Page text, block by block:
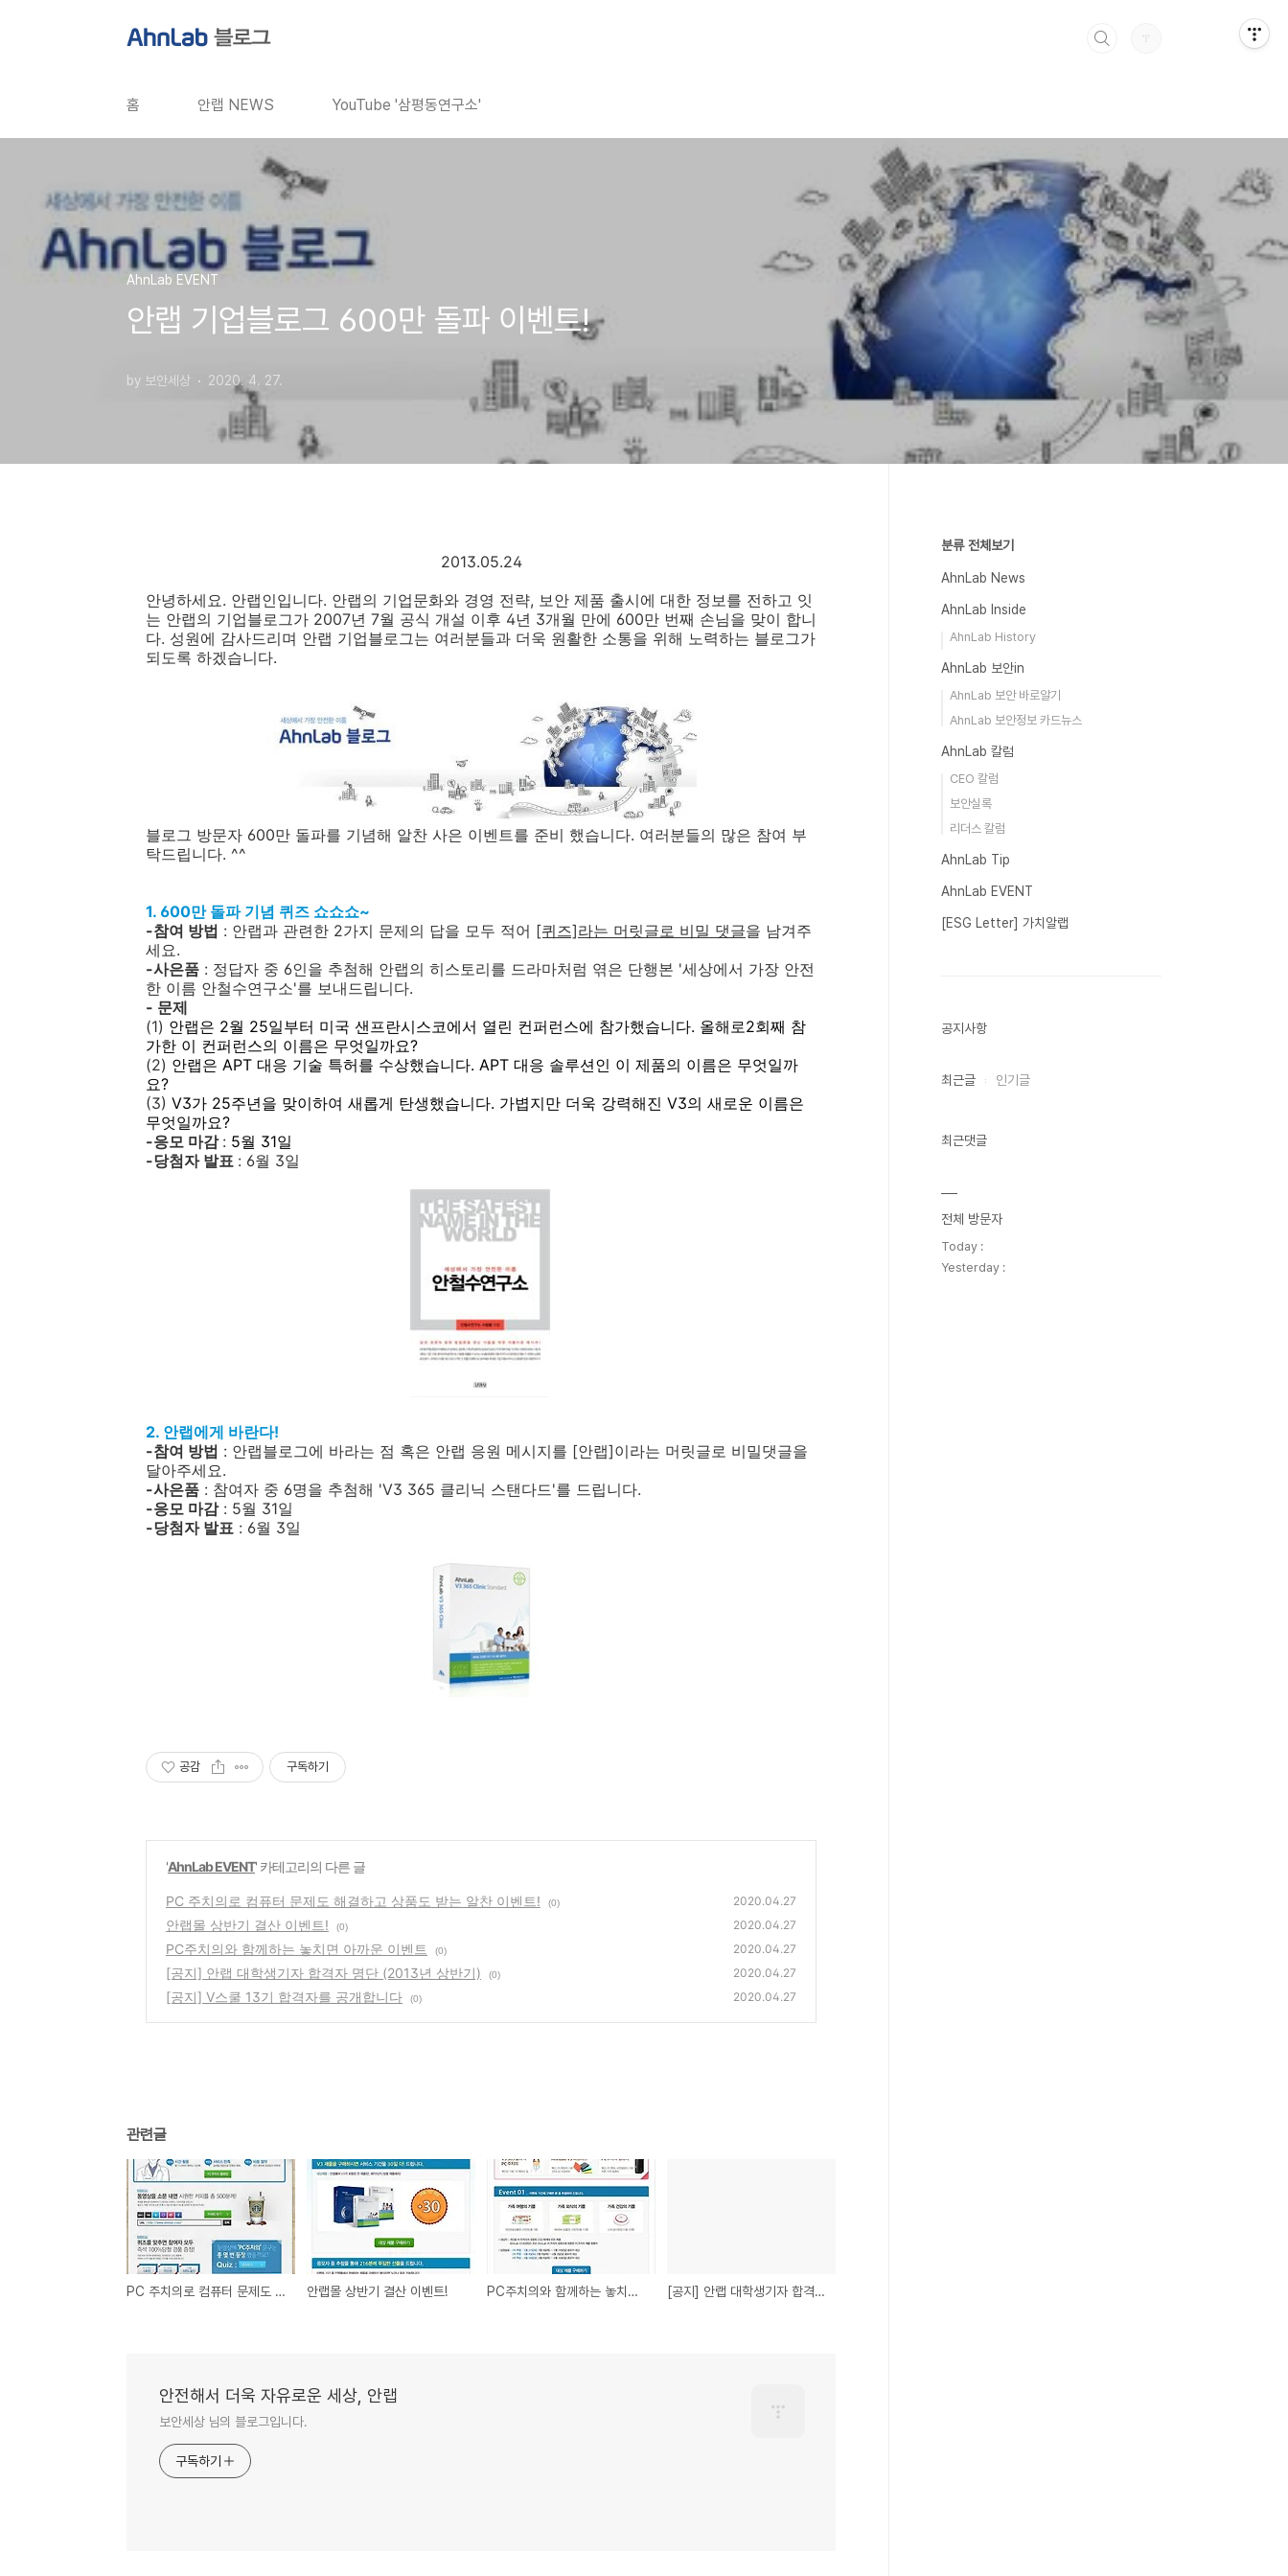
홈 안랩 NEWS YouTube '삼평동연구소'
AhnLab EVENT
안랩 기업블로그 600만 돌파 이벤트!
by 보안세상 2020. 4. 27.
2013.05.24
안녕하세요. 안랩인입니다. 안랩의 기업문화와 경영 전략, 보안 제품 출시에 대한 정보를 전하고 잇
는 안랩의 기업블로그가 2007년 7월 공식 개설 이후 4년 3개월 만에 600만 번째 손님을 맞이 합니
다. 성원에 감사드리며 안랩 기업블로그는 여러분들과 더욱 원활한 소통을 위해 노력하는 블로그가
되도록 하겠습니다.
블로그 방문자 600만 돌파를 기념해 알찬 사은 이벤트를 준비 했습니다. 여러분들의 많은 참여 부
탁드립니다. ^^
1. 600만 돌파 기념 퀴즈 쇼쇼쇼~
-참여 방법 : 안랩과 관련한 2가지 문제의 답을 모두 적어 [퀴즈]라는 머릿글로 비밀 댓글을 남겨주
세요.
-사은품 : 정답자 중 6인을 추첨해 안랩의 히스토리를 드라마처럼 엮은 단행본 '세상에서 가장 안전
한 이름 안철수연구소'를 보내드립니다.
- 문제
(1) 안랩은 2월 25일부터 미국 샌프란시스코에서 열린 컨퍼런스에 참가했습니다. 올해로2회째 참
가한 이 컨퍼런스의 이름은 무엇일까요?
(2) 안랩은 APT 대응 기술 특허를 수상했습니다. APT 대응 솔루션인 이 제품의 이름은 무엇일까
요?
(3) V3가 25주년을 맞이하여 새롭게 탄생했습니다. 가볍지만 더욱 강력해진 V3의 새로운 이름은
무엇일까요?
-응모 마감 : 5월 31일
-당첨자 발표 : 6월 3일
2. 안랩에게 바란다!
-참여 방법 : 안랩블로그에 바라는 점 혹은 안랩 응원 메시지를 [안랩]이라는 머릿글로 비밀댓글을
달아주세요.
-사은품 : 참여자 중 6명을 추첨해 'V3 365 클리닉 스탠다드'를 드립니다.
-응모 마감 : 5월 31일
-당첨자 발표 : 6월 3일
공감 구독하기
'AhnLab EVENT' 카테고리의 다른 글
PC 주치의로 컴퓨터 문제도 해결하고 상품도 받는 알찬 이벤트! (0) 2020.04.27
안랩몰 상반기 결산 이벤트! (0) 2020.04.27
PC주치의와 함께하는 놓치면 아까운 이벤트 (0) 2020.04.27
[공지] 안랩 대학생기자 합격자 명단 (2013년 상반기) (0) 2020.04.27
[공지] V스쿨 13기 합격자를 공개합니다 (0) 2020.04.27
관련글
PC 주치의로 컴퓨터 문제도 해결하고 상품도 받는 알찬 이벤트! 안랩몰 상반기 결산 이벤트! PC주치의와 함께하는 놓치면 아까운 이벤트 [공지] 안랩 대학생기자 합격자 명단 (2013년 상반기)
안전해서 더욱 자유로운 세상, 안랩
보안세상 님의 블로그입니다.
구독하기
분류 전체보기
AhnLab News
AhnLab Inside
AhnLab History
AhnLab 보안in
AhnLab 보안 바로알기
AhnLab 보안정보 카드뉴스
AhnLab 칼럼
CEO 칼럼
보안실록
리더스 칼럼
AhnLab Tip
AhnLab EVENT
[ESG Letter] 가치알랩
공지사항
최근글 인기글
최근댓글
전체 방문자
Today :
Yesterday :